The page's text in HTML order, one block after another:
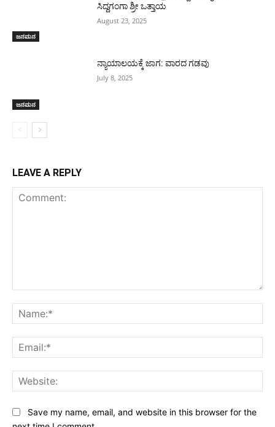
ಜನಮನ
ಸಿದ್ದಗಂಗಾ ಶ್ರೀ ಒತ್ತಾಯ
August 23, 2025
ಜನಮನ
ನ್ಯಾಯಾಲಯಕ್ಕೆ ಜಾಗ: ವಾರದ ಗಡವು
July 8, 2025
LEAVE A REPLY
Save my name, email, and website in this browser for the